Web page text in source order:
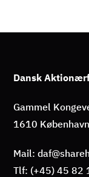
Dansk
Gammel
1610
Mail:
Tlf: (+45) 45 82